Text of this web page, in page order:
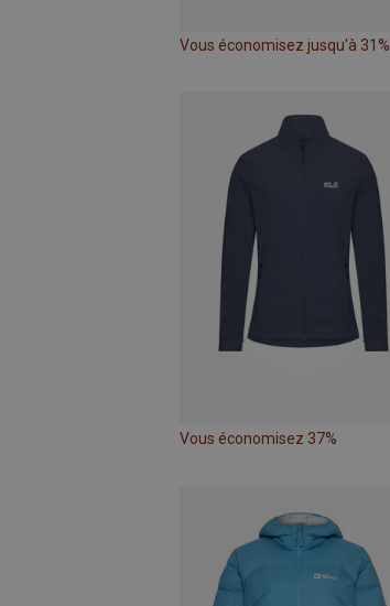
Vous économisez jusqu'à 31%
Vous économisez 37%